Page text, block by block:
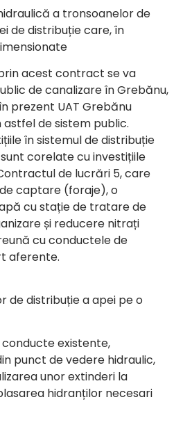
a tronsoanelor de
de distribuție care, în
acest contract se va
de canalizare în Grebănu,
prezent UAT Grebănu
astfel de sistem public.
în sistemul de distribuție
corelate cu investițiile
de lucrări 5, care
captare (foraje), o
cu stație de tratare de
și reducere nitrați
cu conductele de
aferente.
de distribuție a apei pe o
conducte existente,
punct de vedere hidraulic,
unor extinderi la
hidranților necesari